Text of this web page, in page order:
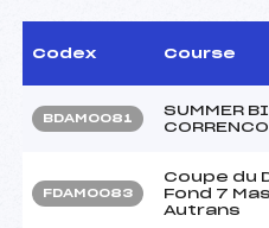
Codex Course
BDAM0081
SUMMER
FDAM0083
Coupe du
Fond 7
Autrans